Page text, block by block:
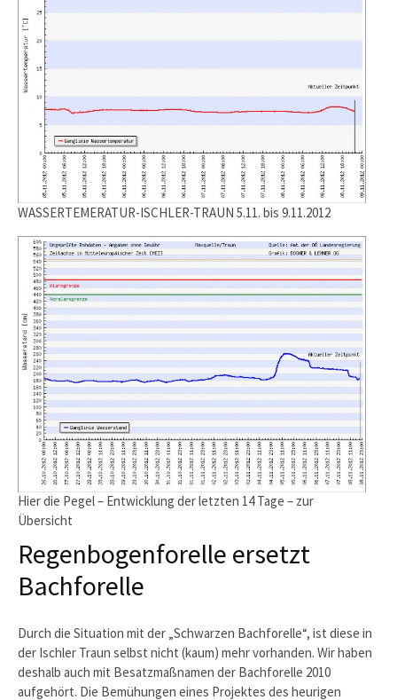
WASSERTEMERATUR-ISCHLER-TRAUN 5.11. bis 9.11.2012
Hier die Pegel – Entwicklung der letzten 14 Tage – zur
Übersicht
Regenbogenforelle ersetzt
Bachforelle
Durch die Situation mit der „Schwarzen Bachforelle“, ist diese in
der Ischler Traun selbst nicht (kaum) mehr vorhanden. Wir haben
deshalb auch mit Besatzmaßnamen der Bachforelle 2010
aufgehört. Die Bemühungen eines Projektes des heurigen